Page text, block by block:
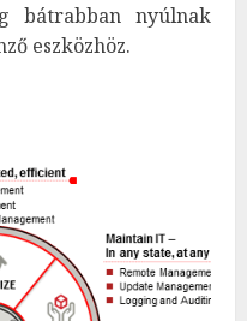
bátrabban nyúlnak
eszközhöz.